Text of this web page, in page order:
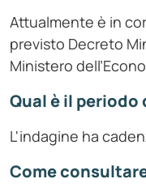
Attualmente è in
previsto Decreto
Ministero
Qual è il
L'indagine ha
Come